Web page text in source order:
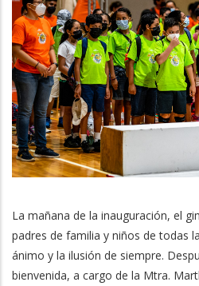
La mañana de la inauguración, el
padres de familia y niños de todas
ánimo y la ilusión de siempre.
bienvenida, a cargo de la Mtra.